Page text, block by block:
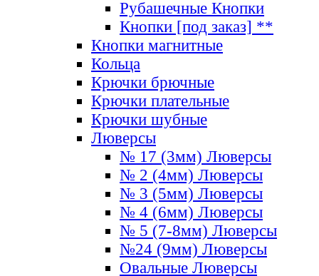
Рубашечные Кнопки
Кнопки [под заказ] **
Кнопки магнитные
Кольца
Крючки брючные
Крючки плательные
Крючки шубные
Люверсы
№ 17 (3мм) Люверсы
№ 2 (4мм) Люверсы
№ 3 (5мм) Люверсы
№ 4 (6мм) Люверсы
№ 5 (7-8мм) Люверсы
№24 (9мм) Люверсы
Овальные Люверсы